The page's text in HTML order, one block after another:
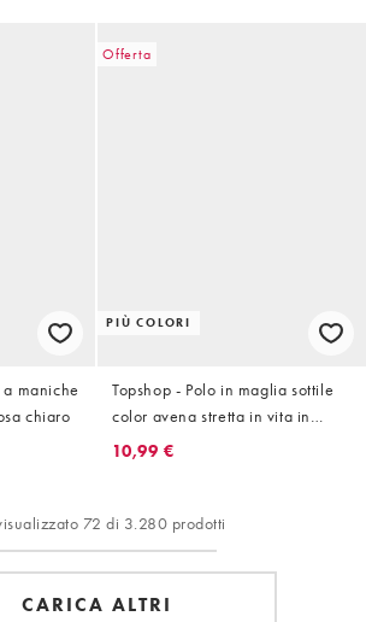
a maniche
chiaro
Offerta
PIÙ COLORI
Topshop - Polo in maglia sottile
color avena stretta in vita in
spugna
10,99 €
72 di 3.280 prodotti
CARICA ALTRI